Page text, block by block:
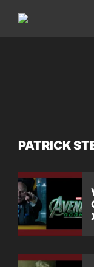
PATRICK